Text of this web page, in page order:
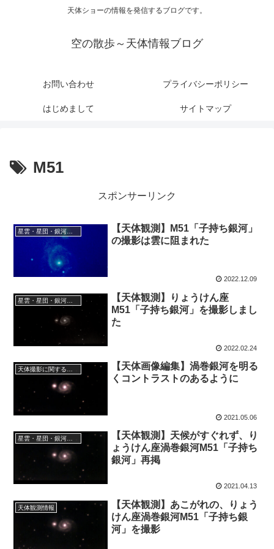
天体ショーの情報を発信するブログです。
空の散歩～天体情報ブログ
お問い合わせ プライバシーポリシー
はじめまして サイトマップ
M51
スポンサーリンク
【天体観測】M51「子持ち銀河」
の撮影は雲に阻まれた
2022.12.09
【天体観測】りょうけん座
M51「子持ち銀河」を撮影しまし
た
2022.02.24
天体撮影に関する事項
【天体画像編集】渦巻銀河を明る
くコントラストのあるように
2021.05.06
【天体観測】天候がすぐれず、り
ょうけん座渦巻銀河M51「子持ち
銀河」再掲
2021.04.13
天体観測情報
【天体観測】あこがれの、りょう
けん座渦巻銀河M51「子持ち銀
河」を撮影